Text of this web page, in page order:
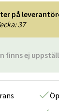
finns ej
på
37